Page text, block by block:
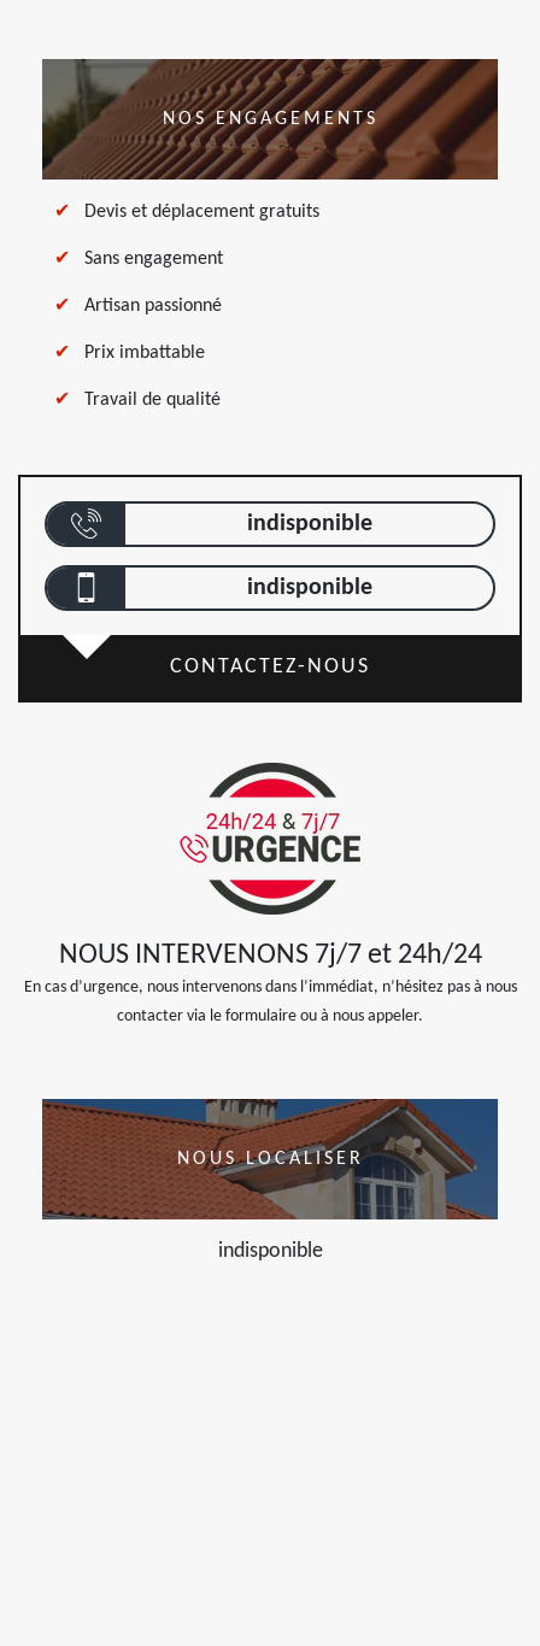
NOS ENGAGEMENTS
Devis et déplacement gratuits
Sans engagement
Artisan passionné
Prix imbattable
Travail de qualité
indisponible
indisponible
CONTACTEZ-NOUS
NOUS INTERVENONS 7j/7 et 24h/24
En cas d’urgence, nous intervenons dans l’immédiat, n’hésitez pas à nous
contacter via le formulaire ou à nous appeler.
NOUS LOCALISER
indisponible